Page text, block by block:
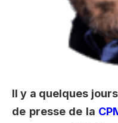
Il y a quelques
de presse de la